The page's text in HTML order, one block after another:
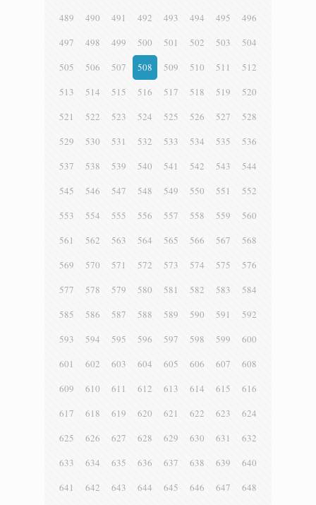
489
490 491 492 493 494 495
496
497
498 499 500 501 502 503
504
505
506 507 508 509 510 511
512
513
514 515 516 517 518 519
520
521
522 523 524 525 526 527
528
529
530 531 532 533 534 535
536
537
538 539 540 541 542 543
544
545
546 547 548 549 550 551
552
553
554 555 556 557 558 559
560
561
562 563 564 565 566 567
568
569
570 571 572 573 574 575
576
577
578 579 580 581 582 583
584
585
586 587 588 589 590 591
592
593
594 595 596 597 598 599
600
601
602 603 604 605 606 607
608
609
610 611 612 613 614 615
616
617
618 619 620 621 622 623
624
625
626 627 628 629 630 631
632
633
634 635 636 637 638 639
640
641
642 643 644 645 646 647
648